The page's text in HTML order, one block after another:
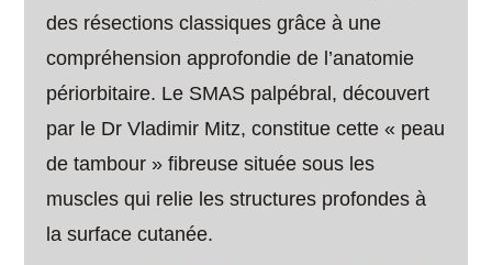
des résections classiques grâce à une
compréhension approfondie de l’anatomie
périorbitaire. Le SMAS palpébral, découvert
par le Dr Vladimir Mitz, constitue cette « peau
de tambour » fibreuse située sous les
muscles qui relie les structures profondes à
la surface cutanée.